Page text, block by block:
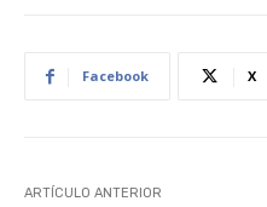
Facebook X
ARTÍCULO ANTERIOR